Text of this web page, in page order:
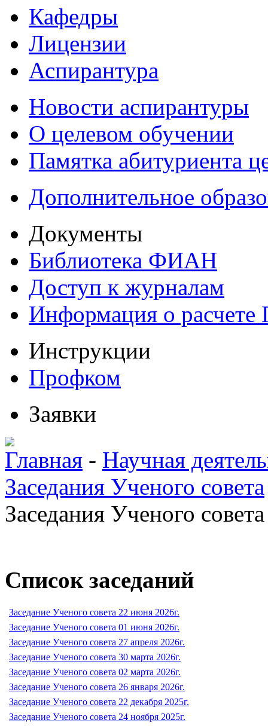
Кафедры
Лицензии
Аспирантура
Новости аспирантуры
О целевом обучении
Памятка абитуриента
Дополнительное
Документы
Библиотека ФИАН
Доступ к журналам
Информация о
Инструкции
Профком
Заявки
Главная - Научная
Заседания Ученого совета
Заседания Ученого
Список заседаний
Заседание Ученого совета 22 июня 2026г.
Заседание Ученого совета 01 июня 2026г.
Заседание Ученого совета 27 апреля 2026г.
Заседание Ученого совета 30 марта 2026г.
Заседание Ученого совета 02 марта 2026г.
Заседание Ученого совета 26 января 2026г.
Заседание Ученого совета 22 декабря 2025г.
Заседание Ученого совета 24 ноября 2025г.